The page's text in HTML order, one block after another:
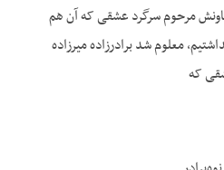
مرحوم سرگرد عشقی که آن هم
معلوم شد برادرزاده میرزاده
که